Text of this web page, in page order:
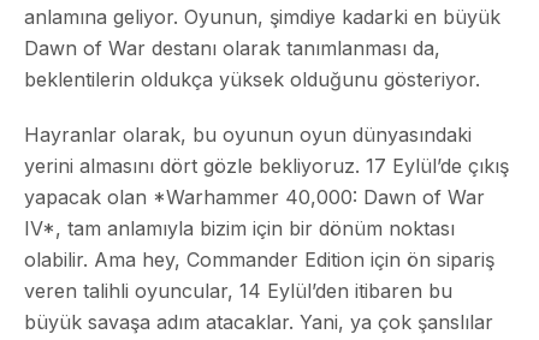
anlamına geliyor. Oyunun, şimdiye kadarki en büyük
Dawn of War destanı olarak tanımlanması da,
beklentilerin oldukça yüksek olduğunu gösteriyor.
Hayranlar olarak, bu oyunun oyun dünyasındaki
yerini almasını dört gözle bekliyoruz. 17 Eylül’de çıkış
yapacak olan *Warhammer 40,000: Dawn of War
IV*, tam anlamıyla bizim için bir dönüm noktası
olabilir. Ama hey, Commander Edition için ön sipariş
veren talihli oyuncular, 14 Eylül’den itibaren bu
büyük savaşa adım atacaklar. Yani, ya çok şanslılar